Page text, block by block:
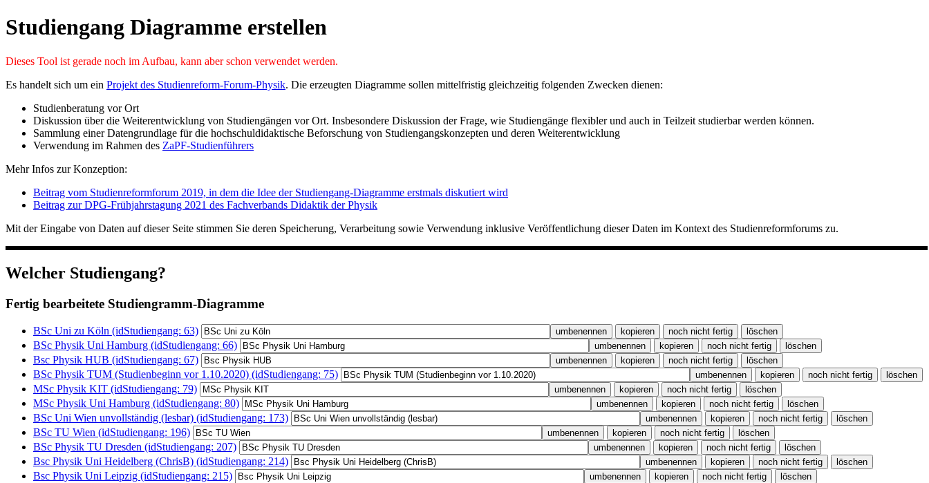
Studiengang Diagramme erstellen
Dieses Tool ist gerade noch im Aufbau, kann aber schon verwendet werden.
Es handelt sich um ein Projekt des Studienreform-Forum-Physik. Die erzeugten Diagramme sollen mittelfristig gleichzeitig folgenden Zwecken dienen:
Studienberatung vor Ort
Diskussion über die Weiterentwicklung von Studiengängen vor Ort. Insbesondere Diskussion der Frage, wie Studiengänge flexibler und auch in Teilzeit studierbar werden können.
Sammlung einer Datengrundlage für die hochschuldidaktische Beforschung von Studiengangskonzepten und deren Weiterentwicklung
Verwendung im Rahmen des ZaPF-Studienführers
Mehr Infos zur Konzeption:
Beitrag vom Studienreformforum 2019, in dem die Idee der Studiengang-Diagramme erstmals diskutiert wird
Beitrag zur DPG-Frühjahrstagung 2021 des Fachverbands Didaktik der Physik
Mit der Eingabe von Daten auf dieser Seite stimmen Sie deren Speicherung, Verarbeitung sowie Verwendung inklusive Veröffentlichung dieser Daten im Kontext des Studienreformforums zu.
Welcher Studiengang?
Fertig bearbeitete Studiengramm-Diagramme
BSc Uni zu Köln (idStudiengang: 63)
BSc Physik Uni Hamburg (idStudiengang: 66)
Bsc Physik HUB (idStudiengang: 67)
BSc Physik TUM (Studienbeginn vor 1.10.2020) (idStudiengang: 75)
MSc Physik KIT (idStudiengang: 79)
MSc Physik Uni Hamburg (idStudiengang: 80)
BSc Uni Wien unvollständig (lesbar) (idStudiengang: 173)
BSc TU Wien (idStudiengang: 196)
BSc Physik TU Dresden (idStudiengang: 207)
Bsc Physik Uni Heidelberg (ChrisB) (idStudiengang: 214)
Bsc Physik Uni Leipzig (idStudiengang: 215)